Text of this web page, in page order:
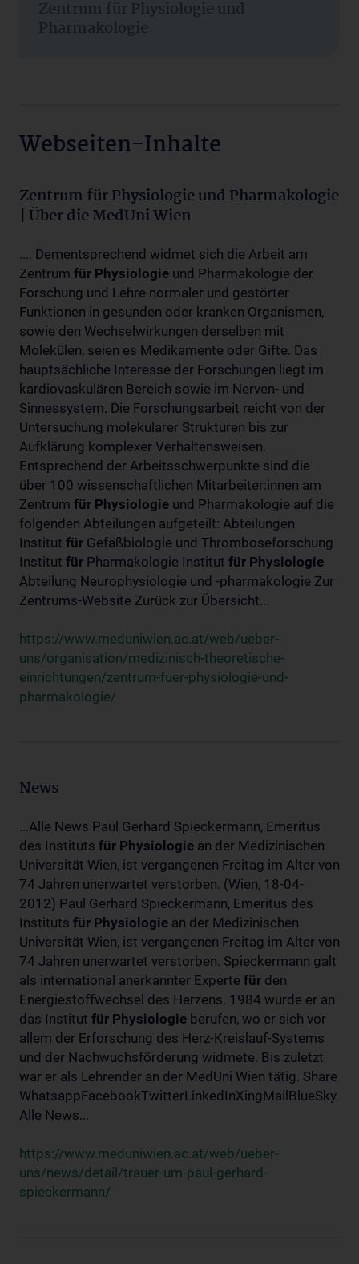
Zentrum für Physiologie und
Pharmakologie
Webseiten-Inhalte
Zentrum für Physiologie und Pharmakologie
| Über die MedUni Wien
.... Dementsprechend widmet sich die Arbeit am
Zentrum für Physiologie und Pharmakologie der
Forschung und Lehre normaler und gestörter
Funktionen in gesunden oder kranken Organismen,
sowie den Wechselwirkungen derselben mit
Molekülen, seien es Medikamente oder Gifte. Das
hauptsächliche Interesse der Forschungen liegt im
kardiovaskulären Bereich sowie im Nerven- und
Sinnessystem. Die Forschungsarbeit reicht von der
Untersuchung molekularer Strukturen bis zur
Aufklärung komplexer Verhaltensweisen.
Entsprechend der Arbeitsschwerpunkte sind die
über 100 wissenschaftlichen Mitarbeiter:innen am
Zentrum für Physiologie und Pharmakologie auf die
folgenden Abteilungen aufgeteilt: Abteilungen
Institut für Gefäßbiologie und Thromboseforschung
Institut für Pharmakologie Institut für Physiologie
Abteilung Neurophysiologie und -pharmakologie Zur
Zentrums-Website Zurück zur Übersicht...
https://www.meduniwien.ac.at/web/ueber-
uns/organisation/medizinisch-theoretische-
einrichtungen/zentrum-fuer-physiologie-und-
pharmakologie/
News
...Alle News Paul Gerhard Spieckermann, Emeritus
des Instituts für Physiologie an der Medizinischen
Universität Wien, ist vergangenen Freitag im Alter von
74 Jahren unerwartet verstorben. (Wien, 18-04-
2012) Paul Gerhard Spieckermann, Emeritus des
Instituts für Physiologie an der Medizinischen
Universität Wien, ist vergangenen Freitag im Alter von
74 Jahren unerwartet verstorben. Spieckermann galt
als international anerkannter Experte für den
Energiestoffwechsel des Herzens. 1984 wurde er an
das Institut für Physiologie berufen, wo er sich vor
allem der Erforschung des Herz-Kreislauf-Systems
und der Nachwuchsförderung widmete. Bis zuletzt
war er als Lehrender an der MedUni Wien tätig. Share
WhatsappFacebookTwitterLinkedInXingMailBlueSky
Alle News...
https://www.meduniwien.ac.at/web/ueber-
uns/news/detail/trauer-um-paul-gerhard-
spieckermann/